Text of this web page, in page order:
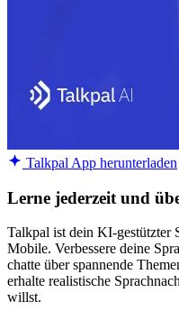
Talkpal App herunterladen
Lerne jederzeit und
Talkpal ist dein KI-gestützter
Mobile. Verbessere deine
chatte über spannende
erhalte realistische
willst.